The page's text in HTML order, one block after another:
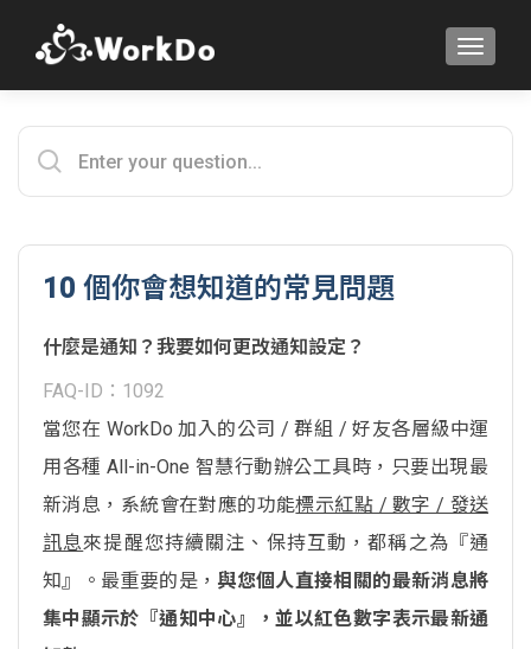
10 個你會想知道的常見問題
什麼是通知？我要如何更改通知設定？
FAQ-ID：1092
當您在 WorkDo 加入的公司 / 群組 / 好友各層級中運
用各種 All-in-One 智慧行動辦公工具時，只要出現最
新消息，系統會在對應的功能標示紅點 / 數字 / 發送
訊息來提醒您持續關注、保持互動，都稱之為『通
知』。最重要的是， 與您個人直接相關的最新消息將
集中顯示於『通知中心』，並以紅色數字表示最新通